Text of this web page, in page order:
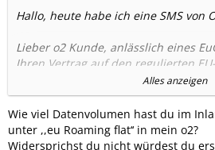
Hallo, heute habe ich eine SMS von
Lieber o2 Kunde, anlässlich eines
Ihren Vertrag auf den regulierten
gleichen Konditionen wie im Inland
unterhttps://o2online.de/goto/
Roaming innerhalb der EU könnte
Roamingtarif günstiger als Ihr
Diesen Vorteil würden Sie verlieren,
Alles anzeigen
Wie viel Datenvolumen hast du im
unter ,,eu Roaming flat‘‘ in mein o2?
Widersprichst du nicht würdest du